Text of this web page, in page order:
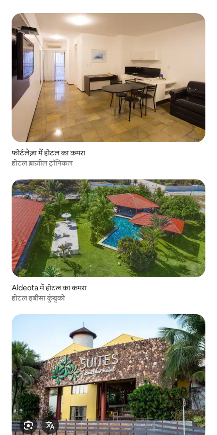
फोर्टलेज़ा में होटल का कमरा
होटल ब्राज़ील ट्रॉपिकल
Aldeota में होटल का कमरा
होटल इबीसा कुंबुको